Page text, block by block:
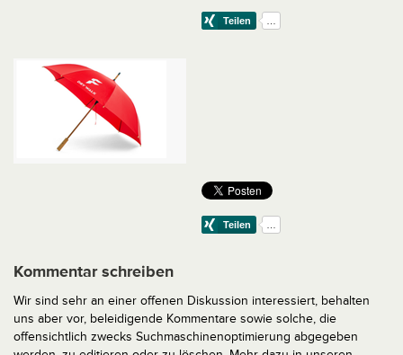
Kommentar schreiben
Wir sind sehr an einer offenen Diskussion interessiert, behalten
uns aber vor, beleidigende Kommentare sowie solche, die
offensichtlich zwecks Suchmaschinenoptimierung abgegeben